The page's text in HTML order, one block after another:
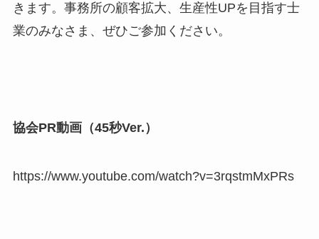
きます。事務所の顧客拡大、生産性UPを目指す士
業のみなさま、ぜひご参加ください。
協会PR動画（45秒Ver.）
https://www.youtube.com/watch?v=3rqstmMxPRs